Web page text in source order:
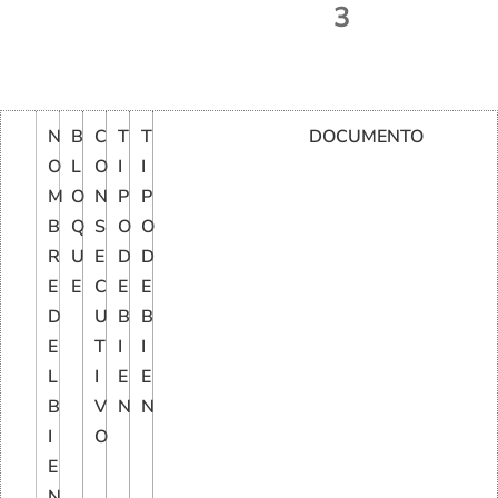
3
N
O
M
B
R
E
D
E
L
B
I
E
B
L
O
Q
U
E
C
O
N
S
E
C
U
T
I
V
O
T
I
P
O
D
E
B
I
E
N
T
I
P
O
D
E
B
I
E
N
DOCUMENTO